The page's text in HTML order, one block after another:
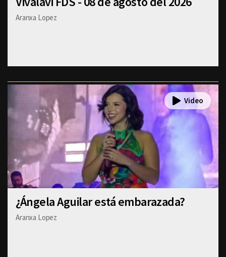
Aranxa Lopez
¿Ángela Aguilar está embarazada?
Aranxa Lopez